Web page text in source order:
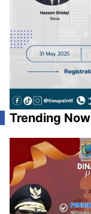
Trending Now